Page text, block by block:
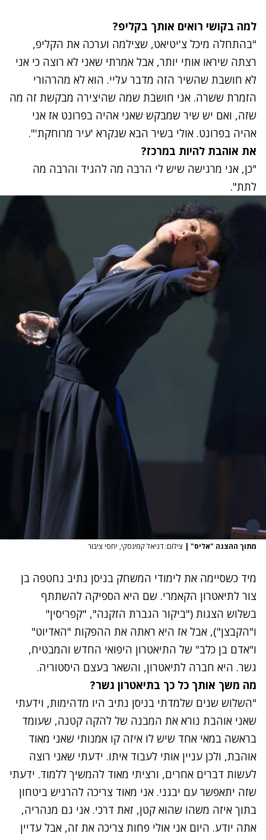
למה בקושי רואים אותך בקליפ?
"בהתחלה מיכל צ'יטיאט, שצילמה וערכה את הקליפ,
רצתה שיראו אותי יותר, אבל אמרתי שאני לא רוצה כי אני
לא חושבת שהשיר הזה מדבר עליי. הוא לא מהרהורי
הזמרת ששרה. אני חושבת שמה שהיצירה מבקשת זה מה
שזה, ואם יש שיר שמבקש שאני אהיה בפרונט אז אני
אהיה בפרונט. אולי בשיר הבא שנקרא 'עיר מרוחקת'".
את אוהבת להיות במרכז?
"כן, אני מרגישה שיש לי הרבה מה להגיד והרבה מה
לתת".
מתוך ההצגה "אליס" | צילום: דניאל קמינסקי, יחסי ציבור
מיד כשסיימה את לימודי המשחק בניסן נתיב נחטפה בן
צור לתיאטרון הקאמרי. שם היא הספיקה להשתתף
בשלוש הצגות ("ביקור הגברת הזקנה", "קפריסין"
ו"הקבצן"), אבל אז היא ראתה את ההפקות "האדיוט"
ו"אדם בן כלב" של התיאטרון היפואי החדש והמבטיח,
גשר. היא חברה לתיאטרון, והשאר בעצם היסטוריה.
מה משך אותך כל כך בתיאטרון גשר?
"השלוש שנים שלמדתי בניסן נתיב היו מדהימות, וידעתי
שאני אוהבת נורא את המבנה של להקה קטנה, שעומד
בראשה במאי אחד שיש לו איזה קו אמנותי שאני מאוד
אוהבת, ולכן עניין אותי לעבוד איתו. ידעתי שאני רוצה
לעשות דברים אחרים, ורציתי מאוד להמשיך ללמוד. ידעתי
שזה יתאפשר עם יבגני. אני מאוד צריכה להרגיש ביטחון
בתוך איזה משהו שהוא קטן, זאת דרכי. אני גם מנהריה,
אתה יודע. היום אני אולי פחות צריכה את זה, אבל עדיין